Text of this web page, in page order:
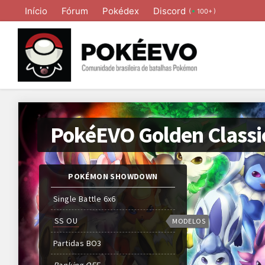
Início Fórum Pokédex Discord ( 100+ )
PokéEVO Golden
POKÉMON SHOWDOWN
Single Battle 6x6
SS OU
Partidas BO3
MODELOS